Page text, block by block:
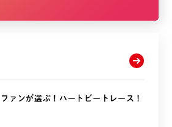
ファンが選ぶ！ハートビートレース！